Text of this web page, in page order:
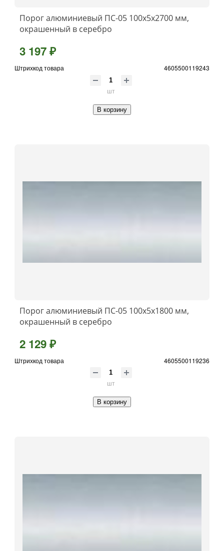
Порог алюминиевый ПС-05 100x5x2700 мм,
окрашенный в серебро
3 197 ₽
Штрихкод товара 4605500119243
шт
В корзину
Порог алюминиевый ПС-05 100x5x1800 мм,
окрашенный в серебро
2 129 ₽
Штрихкод товара 4605500119236
шт
В корзину